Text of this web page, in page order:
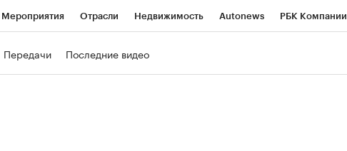
Мероприятия Отрасли Недвижимость Autonews РБК Компании
Передачи Последние видео